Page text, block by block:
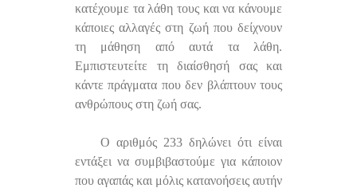
κατέχουμε τα λάθη τους και να κάνουμε
κάποιες αλλαγές στη ζωή που δείχνουν
τη μάθηση από αυτά τα λάθη.
Εμπιστευτείτε τη διαίσθησή σας και
κάντε πράγματα που δεν βλάπτουν τους
ανθρώπους στη ζωή σας.
Ο αριθμός 233 δηλώνει ότι είναι
εντάξει να συμβιβαστούμε για κάποιον
που αγαπάς και μόλις κατανοήσεις αυτήν